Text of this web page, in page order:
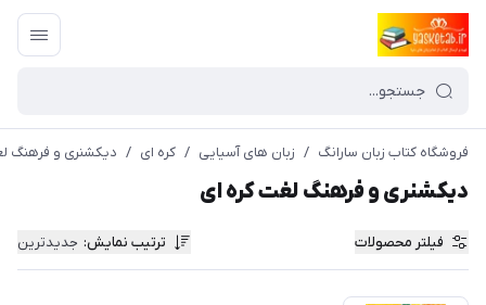
فروشگاه کتاب زبان سارانگ / زبان های آسیایی / کره ای / دیکشنری و فرهنگ
دیکشنری و فرهنگ لغت کره ای
فیلتر محصولات ترتیب نمایش: جدیدترین